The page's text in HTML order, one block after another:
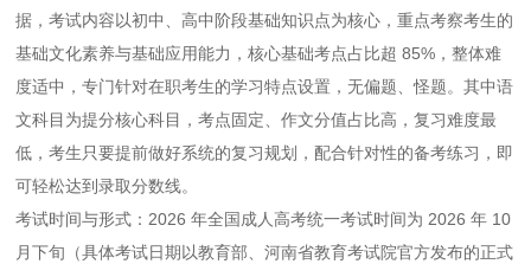
据，考试内容以初中、高中阶段基础知识点为核心，重点考察考生的
基础文化素养与基础应用能力，核心基础考点占比超 85%，整体难
度适中，专门针对在职考生的学习特点设置，无偏题、怪题。其中语
文科目为提分核心科目，考点固定、作文分值占比高，复习难度最
低，考生只要提前做好系统的复习规划，配合针对性的备考练习，即
可轻松达到录取分数线。
考试时间与形式：2026 年全国成人高考统一考试时间为 2026 年 10
月下旬（具体考试日期以教育部、河南省教育考试院官方发布的正式